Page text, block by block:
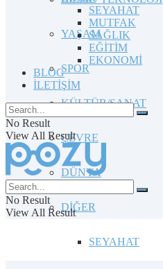
YAŞAM
SPOR
KÜLTÜR/SANAT
ÇEVRE
DÜNYA
DİĞER
SEYAHAT
SEYAHAT
MUTFAK
SAĞLIK
EĞİTİM
EKONOMİ
BLOG
İLETİŞİM
No Result
View All Result
No Result
View All Result